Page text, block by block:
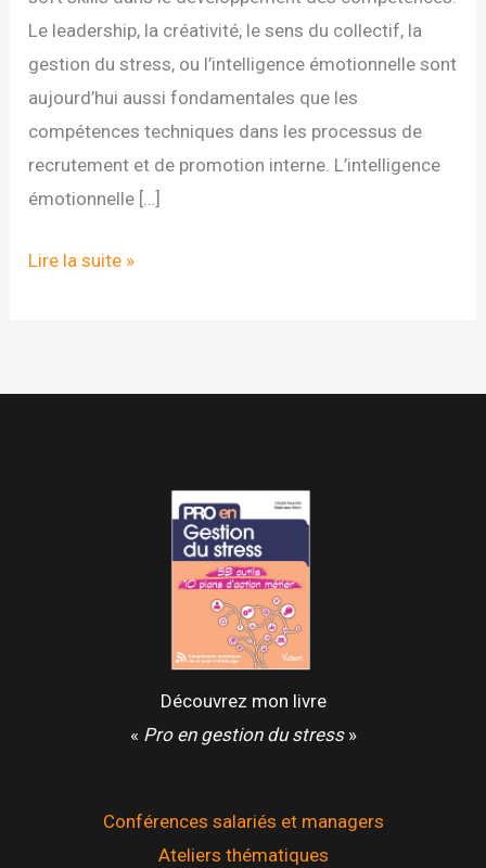
Le leadership, la créativité, le sens du collectif, la
gestion du stress, ou l’intelligence émotionnelle sont
aujourd’hui aussi fondamentales que les
compétences techniques dans les processus de
recrutement et de promotion interne. L’intelligence
émotionnelle […]
De
l’intelligence
Lire la suite »
Découvrez mon livre
« Pro en gestion du stress»
Conférences salariés et managers
Ateliers thématiques